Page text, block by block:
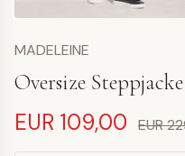
MADELEINE
Oversize
EUR 109,00 EUR